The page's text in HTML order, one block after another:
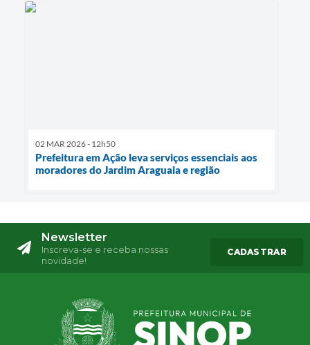
02 MAR 2026 - 12h50
Prefeitura em Ação leva serviços essenciais aos
moradores do Jardim Araguaia e região
Newsletter
Inscreva-se e receba nossas
novidade!
CADASTRAR